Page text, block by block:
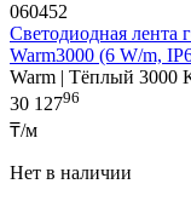
060452
Светодиодная лента
Warm3000 (6 W/m,
Warm | Тёплый 3000
30 12796
₸/м
Нет в наличии